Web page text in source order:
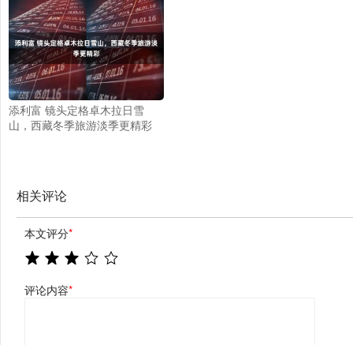
添利富 镜头定格卓木拉日雪
山，西藏冬季旅游淡季更精彩
相关评论
本文评分*
评论内容*